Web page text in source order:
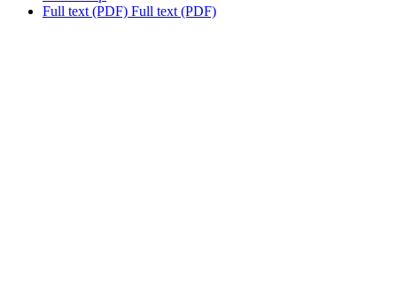
Full text (PDF) Full text (PDF)